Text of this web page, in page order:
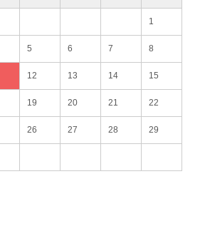
1
5 6 7 8
12 13 14 15
19 20 21 22
26 27 28 29